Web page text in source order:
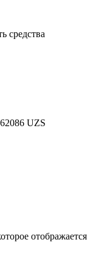
средства
UZS
отображается